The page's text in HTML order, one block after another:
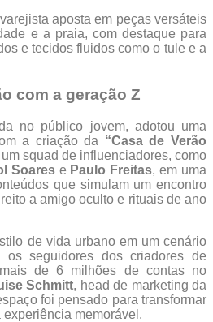
aposta em peças versáteis
e a praia, com destaque para
e tecidos fluidos como o tule e a
com a geração Z
no público jovem, adotou uma
a criação da “Casa de Verão
squad de influenciadores, como
Soarese Paulo Freitas, em uma
que simulam um encontro
a amigo oculto e rituais de ano
de vida urbano em um cenário
seguidores dos criadores de
de 6 milhões de contas no
Schmitt, head de marketing da
foi pensado para transformar
memorável.